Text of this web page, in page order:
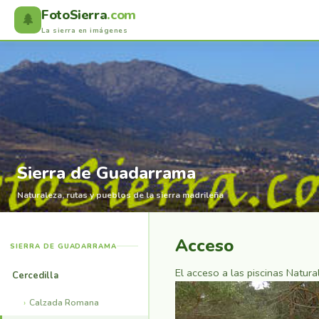
🌲 FotoSierra.com
La sierra en imágenes
Sierra de Guadarrama
Naturaleza, rutas y pueblos de la sierra madrileña
SIERRA DE GUADARRAMA
Cercedilla
Calzada Romana
Acceso
El acceso a las piscinas